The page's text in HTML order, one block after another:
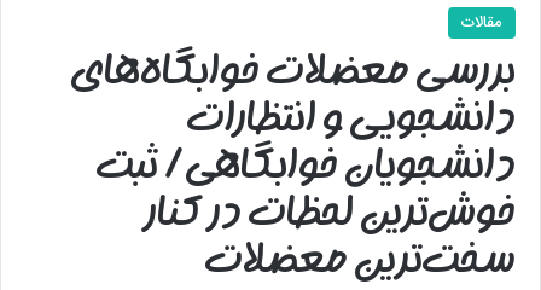
مقالات
بررسی معضلات خوابگاه‌های
دانشجویی و انتظارات
دانشجویان خوابگاهی/ ثبت
خوش‌ترین لحظات در کنار
سخت‌ترین معضلات